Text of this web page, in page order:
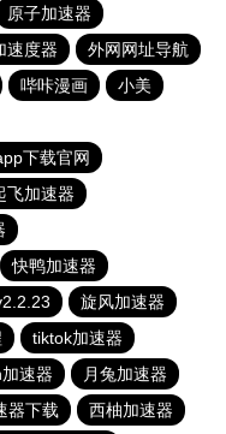
原子加速器
速度器
外网网址导航
哔咔漫画
小美
下载官网
飞加速器
快鸭加速器
旋风加速器
tiktok加速器
速器
月兔加速器
器下载 西柚加速器